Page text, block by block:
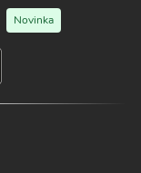
Novinka